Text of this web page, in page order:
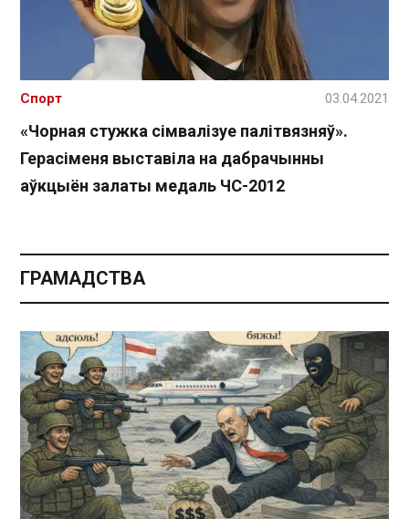
«Чорная стужка сімвалізуе палітвязняў».
Герасіменя выставіла на дабрачынны
аўкцыён залаты медаль ЧС-2012
Спорт 03.04.2021
ГРАМАДСТВА